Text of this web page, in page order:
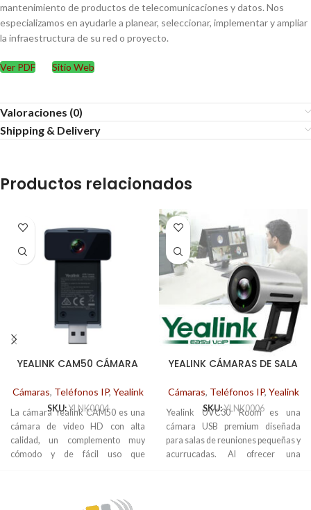
mantenimiento de productos de telecomunicaciones y datos. Nos
especializamos en ayudarle a planear, seleccionar, implementar y ampliar
la infraestructura de su red o proyecto.
Ver PDF Sitio Web
Valoraciones (0)
Shipping & Delivery
Productos relacionados
YEALINK CAM50 CÁMARA
Cámaras, Teléfonos IP, Yealink
SKU: YLNK0004
La cámara Yealink CAM50 es una
cámara de video HD con alta
calidad, un complemento muy
cómodo y de fácil uso que
YEALINK CÁMARAS DE SALA
Cámaras, Teléfonos IP, Yealink
SKU:YLNK0006
Yealink UVC30 Room es una
cámara USB premium diseñada
para salas de reuniones pequeñas y
acurrucadas. Al ofrecer una